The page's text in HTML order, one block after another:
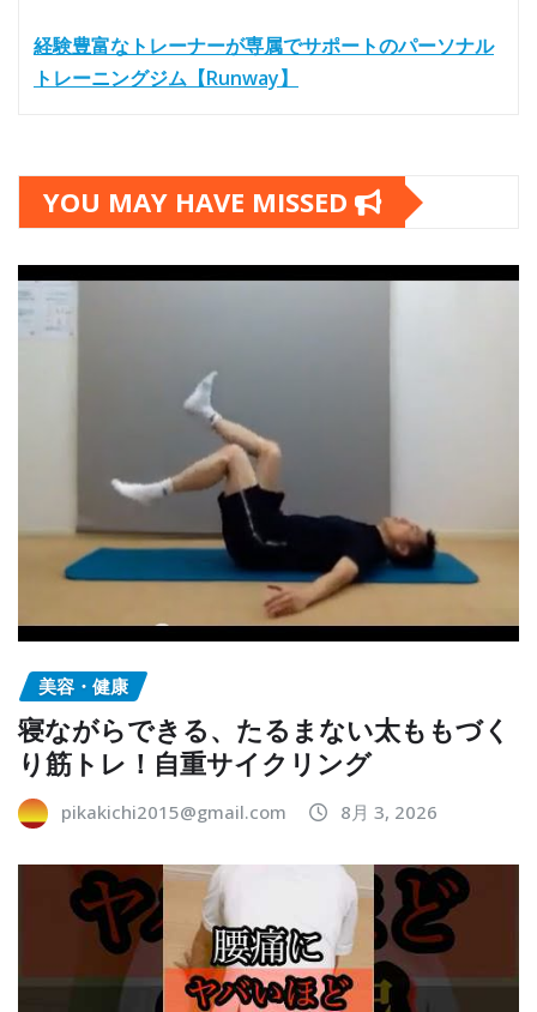
経験豊富なトレーナーが専属でサポートのパーソナル
トレーニングジム【Runway】
YOU MAY HAVE MISSED
美容・健康
寝ながらできる、たるまない太ももづく
り筋トレ！自重サイクリング
pikakichi2015@gmail.com 8月 3, 2026